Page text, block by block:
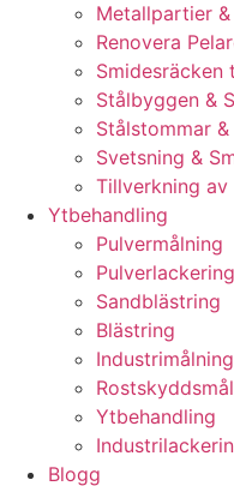
Metallpartier
Renovera
Smidesräcken
Stålbyggen &
Stålstommar
Svetsning &
Tillverkning av
Ytbehandling
Pulvermålning
Pulverlackering
Sandblästring
Blästring
Industrimålning
Ytbehandling
Blogg